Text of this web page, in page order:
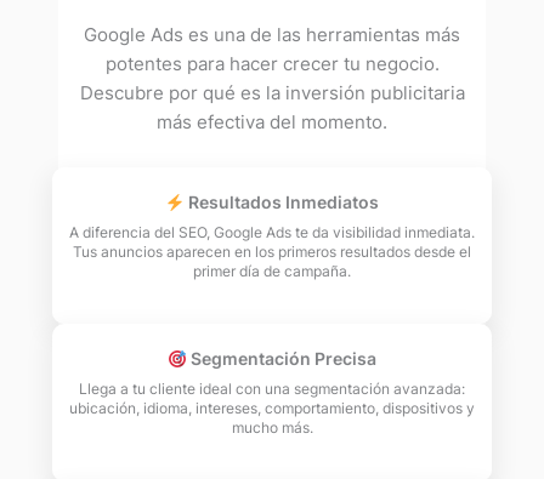
Google Ads es una de las herramientas más
potentes para hacer crecer tu negocio.
Descubre por qué es la inversión publicitaria
más efectiva del momento.
Resultados Inmediatos
A diferencia del SEO, Google Ads te da visibilidad inmediata.
Tus anuncios aparecen en los primeros resultados desde el
primer día de campaña.
Segmentación Precisa
Llega a tu cliente ideal con una segmentación avanzada:
ubicación, idioma, intereses, comportamiento, dispositivos y
mucho más.